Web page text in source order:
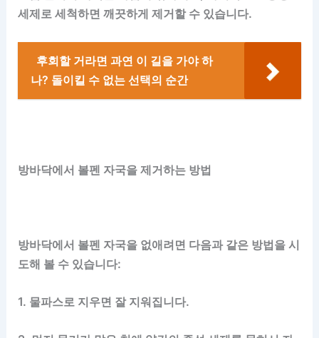
세제로 세척하면 깨끗하게 제거할 수 있습니다.
후회할 거라면 과연 이 길을 가야 하
나? 돌이킬 수 없는 선택의 순간
방바닥에서 볼펜 자국을 제거하는 방법
방바닥에서 볼펜 자국을 없애려면 다음과 같은 방법을 시
도해 볼 수 있습니다:
1. 물파스로 지우면 잘 지워집니다.